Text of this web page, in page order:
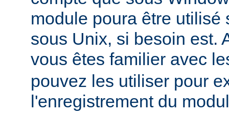
module poura être utilisé
sous Unix, si besoin est.
vous êtes familier avec
pouvez les utiliser pour
l'enregistrement du